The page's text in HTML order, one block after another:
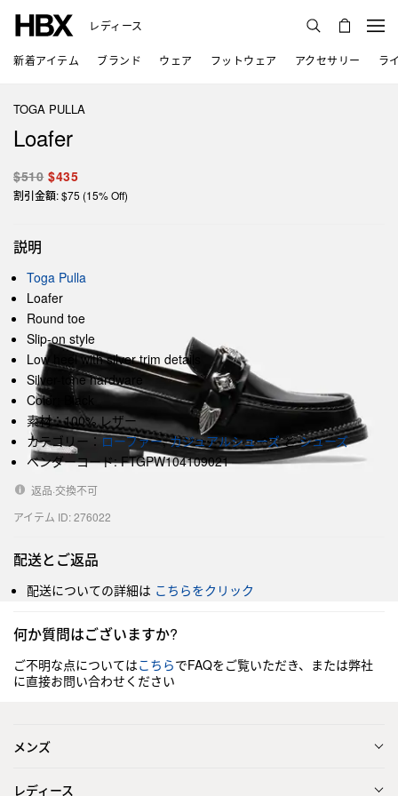
レディース
新着アイテム ブランド ウェア フットウェア アクセサリー ラ
TOGA PULLA
Loafer
$510 $435
割引金額: $75 (15% Off)
説明
Toga Pulla
Loafer
Round toe
Slip-on style
Low heel with silver trim details
Silver-tone hardware
Color: Black
素材：100% レザー
カテゴリー： ローファー,カジュアルシューズとシューズ
ベンダーコード: FTGPW104109021
返品·交換不可
アイテム ID: 276022
配送とご返品
配送についての詳細は こちらをクリック
何か質問はございますか?
ご不明な点についてはこちらでFAQをご覧いただき、または弊社
に直接お問い合わせください
メンズ
レディース